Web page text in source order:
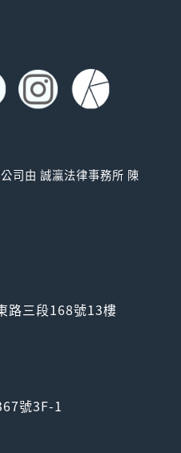
由 誠瀛法律事務所 陳
路三段168號13樓
號3F-1